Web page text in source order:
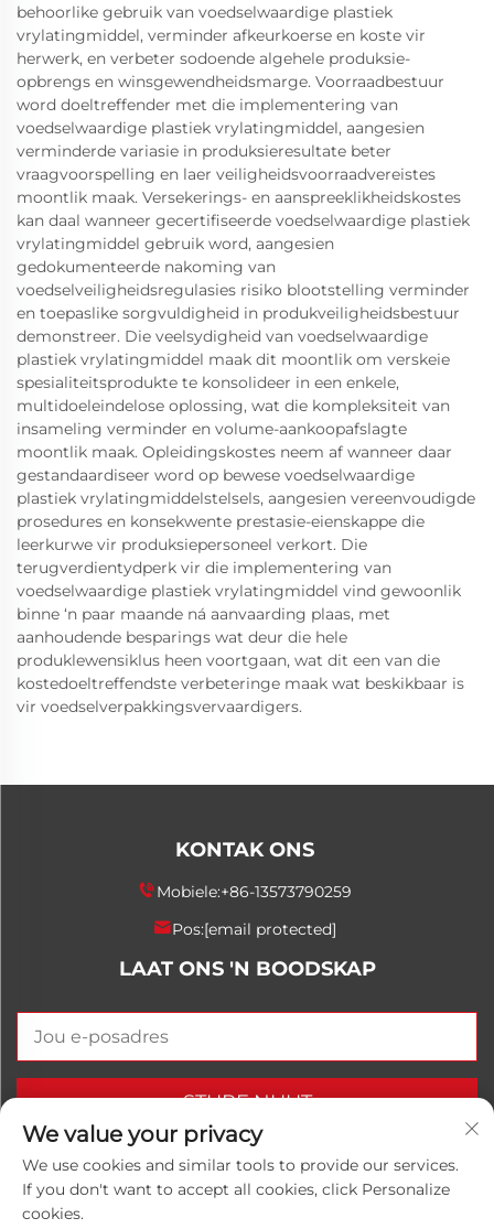
behoorlike gebruik van voedselwaardige plastiek
vrylatingmiddel, verminder afkeurkoerse en koste vir
herwerk, en verbeter sodoende algehele produksie-
opbrengs en winsgewendheidsmarge. Voorraadbestuur
word doeltreffender met die implementering van
voedselwaardige plastiek vrylatingmiddel, aangesien
verminderde variasie in produksieresultate beter
vraagvoorspelling en laer veiligheidsvoorraadvereistes
moontlik maak. Versekerings- en aanspreeklikheidskostes
kan daal wanneer gecertifiseerde voedselwaardige plastiek
vrylatingmiddel gebruik word, aangesien
gedokumenteerde nakoming van
voedselveiligheidsregulasies risiko blootstelling verminder
en toepaslike sorgvuldigheid in produkveiligheidsbestuur
demonstreer. Die veelsydigheid van voedselwaardige
plastiek vrylatingmiddel maak dit moontlik om verskeie
spesialiteitsprodukte te konsolideer in een enkele,
multidoeleindelose oplossing, wat die kompleksiteit van
insameling verminder en volume-aankoopafslagte
moontlik maak. Opleidingskostes neem af wanneer daar
gestandaardiseer word op bewese voedselwaardige
plastiek vrylatingmiddelstelsels, aangesien vereenvoudigde
prosedures en konsekwente prestasie-eienskappe die
leerkurwe vir produksiepersoneel verkort. Die
terugverdientydperk vir die implementering van
voedselwaardige plastiek vrylatingmiddel vind gewoonlik
binne ‘n paar maande ná aanvaarding plaas, met
aanhoudende besparings wat deur die hele
produklewensiklus heen voortgaan, wat dit een van die
kostedoeltreffendste verbeteringe maak wat beskikbaar is
vir voedselverpakkingsvervaardigers.
KONTAK ONS
Mobiele:+86-13573790259
Pos:[email protected]
LAAT ONS 'N BOODSKAP
STURF NUUT
Kopiereg © 2025 China Shandong Luwanhong
We value your privacy
We use cookies and similar tools to provide our services.
If you don't want to accept all cookies, click Personalize
cookies.